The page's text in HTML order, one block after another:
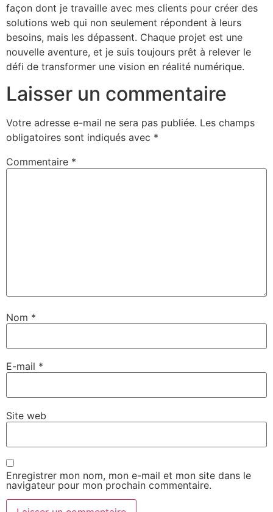
façon dont je travaille avec mes clients pour créer des
solutions web qui non seulement répondent à leurs
besoins, mais les dépassent. Chaque projet est une
nouvelle aventure, et je suis toujours prêt à relever le
défi de transformer une vision en réalité numérique.
Laisser un commentaire
Votre adresse e-mail ne sera pas publiée. Les champs
obligatoires sont indiqués avec *
Commentaire *
Nom *
E-mail *
Site web
Enregistrer mon nom, mon e-mail et mon site dans le
navigateur pour mon prochain commentaire.